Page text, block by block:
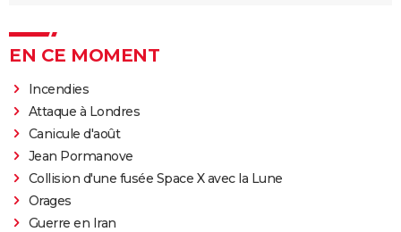
EN CE MOMENT
Incendies
Attaque à Londres
Canicule d'août
Jean Pormanove
Collision d'une fusée Space X avec la Lune
Orages
Guerre en Iran